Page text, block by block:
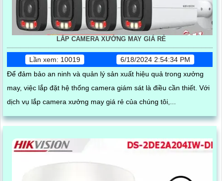
LẮP CAMERA XƯỞNG MAY GIÁ RẺ
Lần xem: 10019
6/18/2024 2:54:34 PM
Để đảm bảo an ninh và quản lý sản xuất hiệu quả trong xưởng
may, việc lắp đặt hệ thống camera giám sát là điều cần thiết. Với
dịch vụ lắp camera xưởng may giá rẻ của chúng tôi,...